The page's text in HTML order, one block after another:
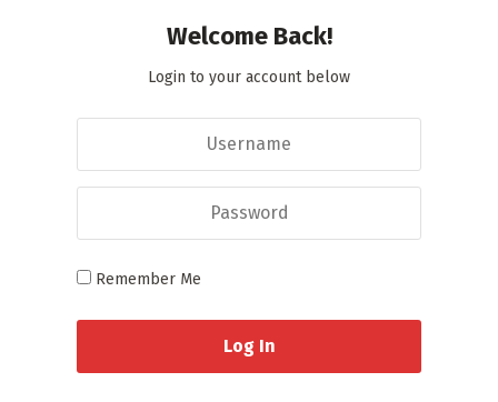
Welcome Back!
Login to your account below
Remember Me